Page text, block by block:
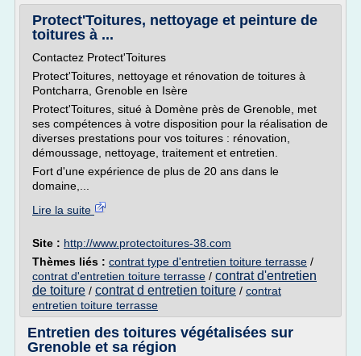
Protect'Toitures, nettoyage et peinture de
toitures à ...
Contactez Protect'Toitures
Protect'Toitures, nettoyage et rénovation de toitures à
Pontcharra, Grenoble en Isère
Protect'Toitures, situé à Domène près de Grenoble, met
ses compétences à votre disposition pour la réalisation de
diverses prestations pour vos toitures : rénovation,
démoussage, nettoyage, traitement et entretien.
Fort d'une expérience de plus de 20 ans dans le
domaine,...
Lire la suite
Site : http://www.protectoitures-38.com
Thèmes liés : contrat type d'entretien toiture terrasse /
contrat d'entretien toiture terrasse / contrat d'entretien
de toiture / contrat d entretien toiture / contrat
entretien toiture terrasse
Entretien des toitures végétalisées sur
Grenoble et sa région